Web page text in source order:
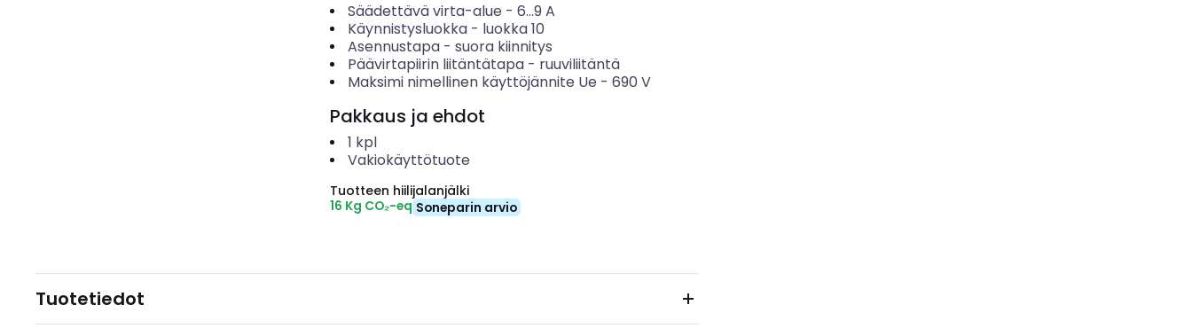
Säädettävä virta-alue - 6...9 A
Käynnistysluokka- luokka 10
Asennustapa- suora kiinnitys
Päävirtapiirin liitäntätapa- ruuviliitäntä
Maksimi nimellinen käyttöjännite Ue - 690 V
Pakkaus ja ehdot
1 kpl
Vakiokäyttötuote
Tuotteen hiilijalanjälki
16 Kg CO₂-eq Soneparin arvio
Tuotetiedot